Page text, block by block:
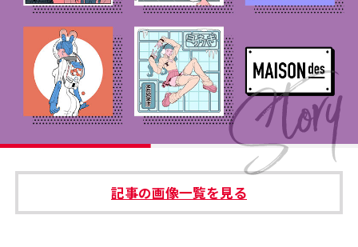
#サステナブルな取り組み #スタッフが語る
#リクルート
運営会社 プライバシーポリシー
本サイトご利用にあたって Cookie Settings
記事の画像一覧を見る